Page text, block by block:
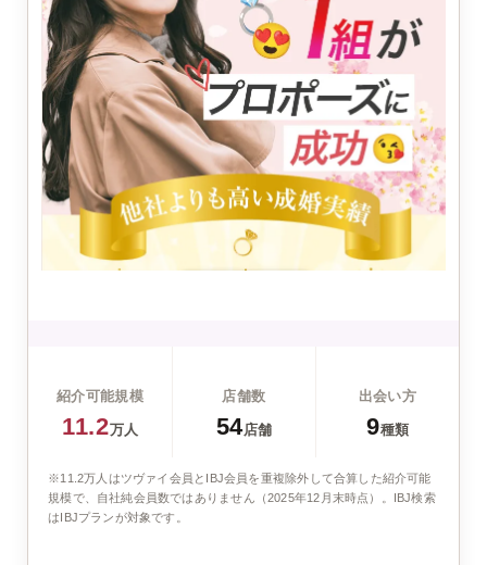
紹介可能規模
11.2万人
店舗数
54店舗
出会い方
9種類
※11.2万人はツヴァイ会員とIBJ会員を重複除外して合算した紹介可能
規模で、自社純会員数ではありません（2025年12月末時点）。IBJ検索
はIBJプランが対象です。